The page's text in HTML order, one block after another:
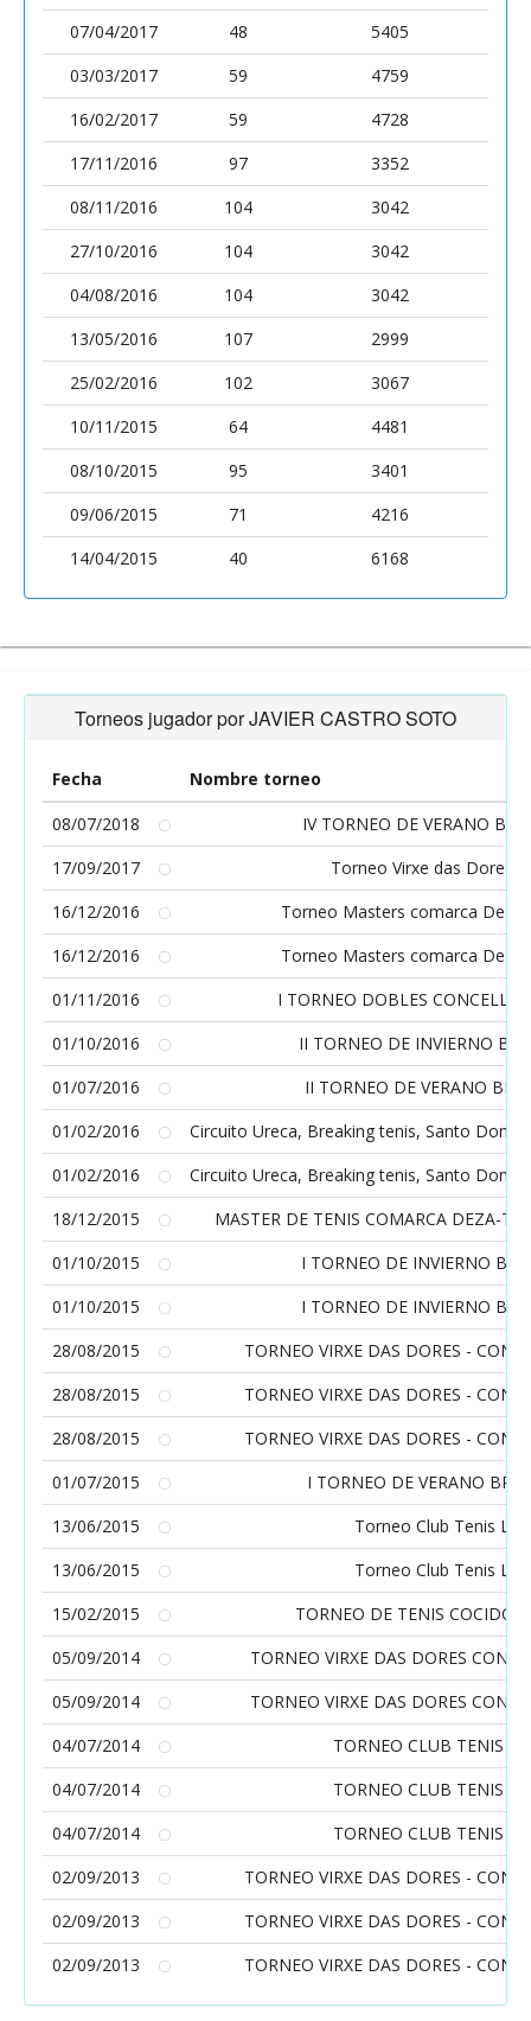
07/04/2017
48
5405
03/03/2017
59
4759
16/02/2017
59
4728
17/11/2016
97
3352
08/11/2016
104
3042
27/10/2016
104
3042
04/08/2016
104
3042
13/05/2016
107
2999
25/02/2016
102
3067
10/11/2015
64
4481
08/10/2015
95
3401
09/06/2015
71
4216
14/04/2015
40 6168
Torneos jugador por JAVIER CASTRO SOTO
Fecha
Nombre torneo
08/07/2018
IV TORNEO DE VERANO
17/09/2017
Torneo Virxe das Dores,
16/12/2016
Torneo Masters comarca Deza
16/12/2016
Torneo Masters comarca Deza
01/11/2016
I TORNEO DOBLES CONCELLO
01/10/2016
II TORNEO DE INVIERNO
01/07/2016
II TORNEO DE VERANO
01/02/2016
Circuito Ureca, Breaking tenis, Santo
01/02/2016
Circuito Ureca, Breaking tenis, Santo
18/12/2015
MASTER DE TENIS COMARCA DEZA-
01/10/2015
I TORNEO DE INVIERNO
01/10/2015
I TORNEO DE INVIERNO
28/08/2015
TORNEO VIRXE DAS DORES -
28/08/2015
TORNEO VIRXE DAS DORES -
28/08/2015
TORNEO VIRXE DAS DORES -
01/07/2015
I TORNEO DE VERANO
13/06/2015
Torneo Club Tenis
13/06/2015
Torneo Club Tenis
15/02/2015
TORNEO DE TENIS COCIDO
05/09/2014
TORNEO VIRXE DAS DORES
05/09/2014
TORNEO VIRXE DAS DORES
04/07/2014
TORNEO CLUB TENIS
04/07/2014
TORNEO CLUB TENIS
04/07/2014
TORNEO CLUB TENIS
02/09/2013
TORNEO VIRXE DAS DORES -
02/09/2013
TORNEO VIRXE DAS DORES -
02/09/2013
TORNEO VIRXE DAS DORES -